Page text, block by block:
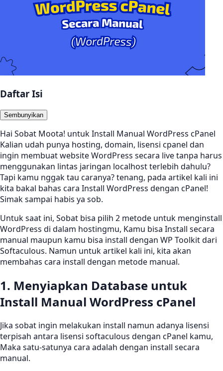
Daftar Isi
Sembunyikan
Hai Sobat Moota! untuk Install Manual WordPress cPanel
Kalian udah punya hosting, domain, lisensi cpanel dan
ingin membuat website WordPress secara live tanpa harus
menggunakan lintas jaringan localhost terlebih dahulu?
Tapi kamu nggak tau caranya? tenang, pada artikel kali ini
kita bakal bahas cara Install WordPress dengan cPanel!
Simak sampai habis ya sob.
Untuk saat ini, Sobat bisa pilih 2 metode untuk menginstall
WordPress di dalam hostingmu, Kamu bisa Install secara
manual maupun kamu bisa install dengan WP Toolkit dari
Softaculous. Namun untuk artikel kali ini, kita akan
membahas cara install dengan metode manual.
1. Menyiapkan Database untuk
Install Manual WordPress cPanel
Jika sobat ingin melakukan install namun adanya lisensi
terpisah antara lisensi softaculous dengan cPanel kamu,
Maka satu-satunya cara adalah dengan install secara
manual.